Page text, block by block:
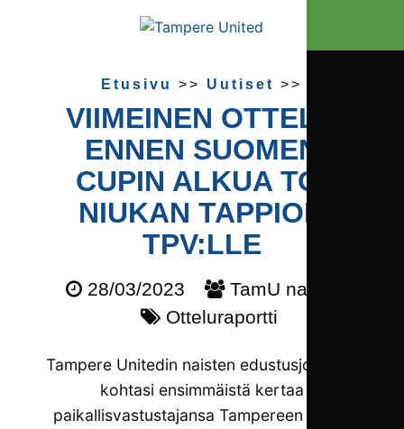
Etusivu >> Uutiset >>
VIIMEINEN OTTELU
ENNEN SUOMEN
CUPIN ALKUA TOI
NIUKAN TAPPION
TPV:LLE
28/03/2023
TamU naiset
Otteluraportti
Tampere Unitedin naisten edustusjoukkue
kohtasi ensimmäistä kertaa
paikallisvastustajansa Tampereen Pallo-